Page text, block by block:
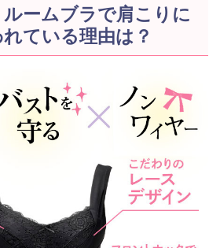
ームブラで肩こりに
ている理由は？